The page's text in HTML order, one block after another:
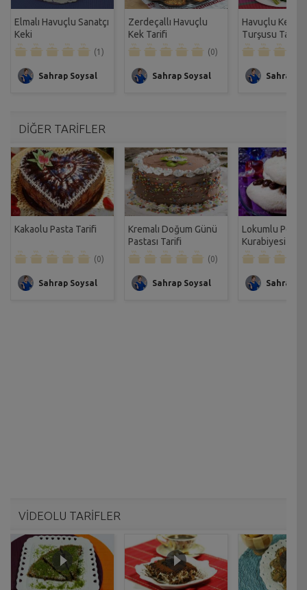
Elmalı Havuçlu Sanatçı
Keki
(1)
Sahrap Soysal
Zerdeçallı Havuçlu
Kek Tarifi
(0)
Sahrap Soysal
Havuçlu
Turşusu Tarifi
Sahrap
DİĞER TARİFLER
Kakaolu Pasta Tarifi
(0)
Sahrap Soysal
Kremalı Doğum Günü
Pastası Tarifi
(0)
Sahrap Soysal
Lokumlu
Kurabiyesi
Sahrap
VİDEOLU TARİFLER